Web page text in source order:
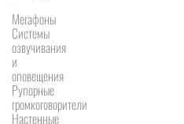
Мегафоны
Системы
озвучивания
и
оповещения
Рупорные
громкоговорители
Настенные